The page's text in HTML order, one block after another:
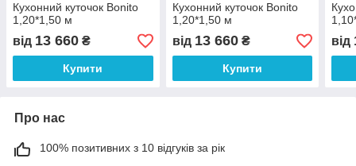
Кухонний куточок Bonito
1,20*1,50 м
від 13 660 ₴
Купити
Кухонний куточок Bonito
1,20*1,50 м
від 13 660₴
Купити
від
Про нас
100% позитивних з 10 відгуків за рік